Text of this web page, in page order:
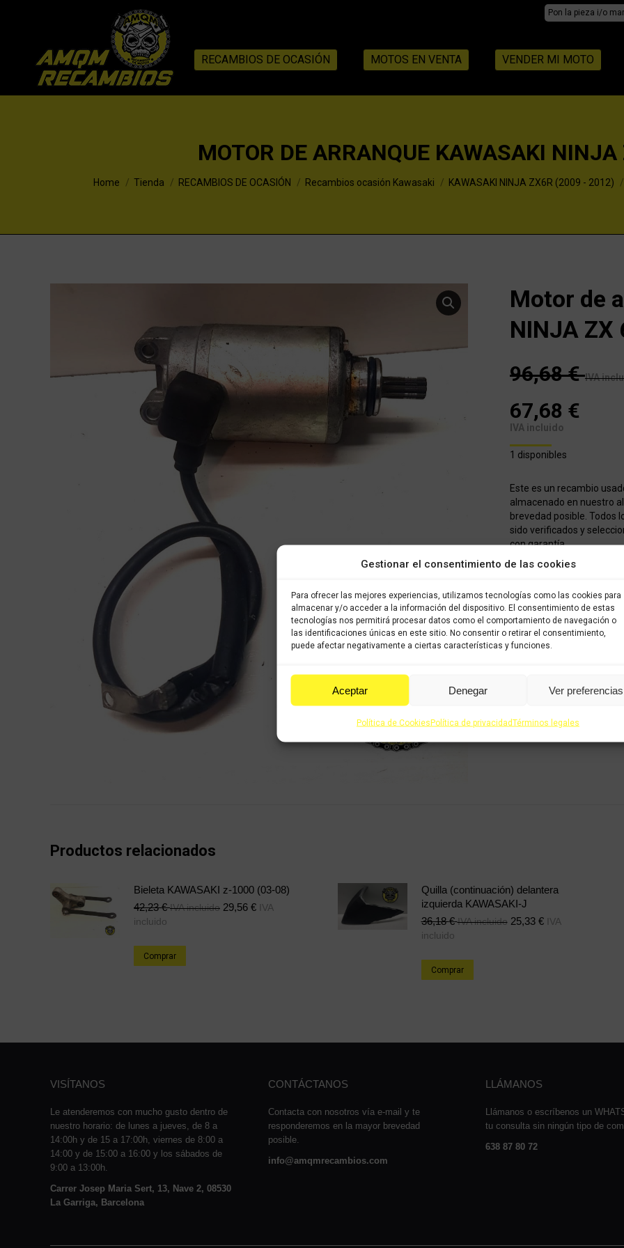
Gestionar el consentimiento de las cookies
Para ofrecer las mejores experiencias, utilizamos tecnologías como las cookies para
almacenar y/o acceder a la información del dispositivo. El consentimiento de estas
tecnologías nos permitirá procesar datos como el comportamiento de navegación o
las identificaciones únicas en este sitio. No consentir o retirar el consentimiento,
puede afectar negativamente a ciertas características y funciones.
Aceptar Denegar Ver preferencias
Política de CookiesPolítica de privacidadTérminos legales
Search:
RECAMBIOS DE OCASIÓN MOTOS EN VENTA VENDER MI MOTO
MOTOR DE ARRANQUE KAWASAKI
You are here:
Home Tienda RECAMBIOS DE OCASIÓN Recambios ocasión Kawasaki KAWASAKI NINJA ZX6R (2009 - 2012)
Motor de
NINJA ZX
96,68€ IVA
67,68 €
IVA incluido
1 disponibles
Este es un recambio
almacenado en nuestro
brevedad posible. Todos
sido verificados y
con garantía
Categorías:Recambios
Share
on
X
Share
on
Facebook
Share
Productos relacionados
Bieleta KAWASAKI z-1000 (03-08)
42,23€ IVA incluido 29,56 € IVA
incluido
Comprar
Quilla (continuación) delantera
izquierda KAWASAKI-J
36,18€ IVA incluido 25,33 € IVA
incluido
Comprar
VISÍTANOS
Le atenderemos con mucho gusto dentro de
nuestro horario: de lunes a jueves, de 8 a
14:00h y de 15 a 17:00h, viernes de 8:00 a
14:00 y de 15:00 a 16:00 y los sábados de
9:00 a 13:00h.
Carrer Josep Maria Sert, 13, Nave 2, 08530
La Garriga, Barcelona
CONTÁCTANOS
Contacta con nosotros vía e-mail y te
responderemos en la mayor brevedad
posible.
info@amqmrecambios.com
LLÁMANOS
Llámanos o escríbenos un
tu consulta sin ningún tipo de
638 87 80 72